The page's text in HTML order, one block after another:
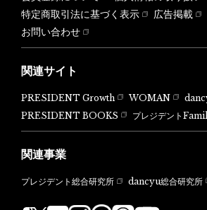
特定商取引法に基づく表示
広告掲載
お問い合わせ
関連サイト
PRESIDENT Growth WOMAN
PRESIDENT BOOKS
プレジデント
関連事業
プレジデント総合研究所 dancyu総合研究所